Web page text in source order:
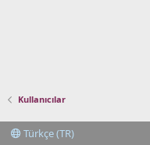
Kullanıcılar
Türkçe (TR)